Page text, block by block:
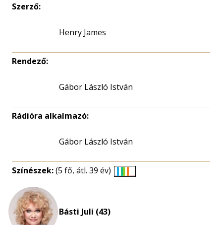
Szerző:
Henry James
Rendező:
Gábor László István
Rádióra alkalmazó:
Gábor László István
Színészek:(5 fő, átl. 39 év)
Básti Juli (43)